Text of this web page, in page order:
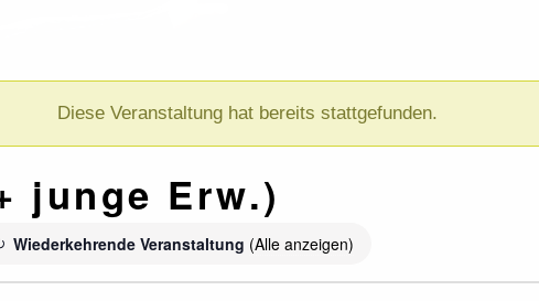
Diese Veranstaltung hat bereits stattgefunden.
junge Erw.)
Wiederkehrende Veranstaltung (Alle anzeigen)